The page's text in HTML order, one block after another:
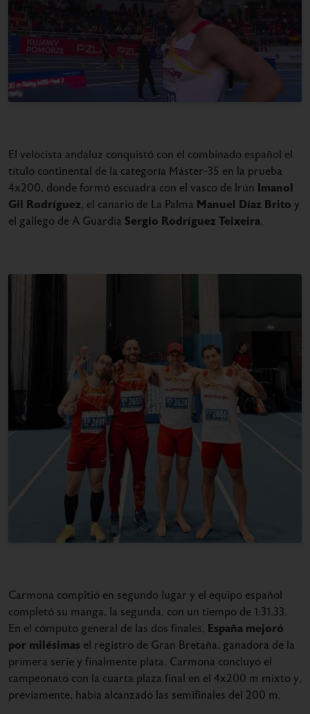
El velocista andaluz conquistó con el combinado español el
título continental de la categoría Máster-35 en la prueba
4x200, donde formó escuadra con el vasco de Irún Imanol
Gil Rodríguez, el canario de La Palma Manuel Díaz Brito y
el gallego de A Guardia Sergio Rodríguez Teixeira.
Carmona compitió en segundo lugar y el equipo español
completó su manga, la segunda, con un tiempo de 1:31.33.
En el cómputo general de las dos finales, España mejoró
por milésimas el registro de Gran Bretaña, ganadora de la
primera serie y finalmente plata. Carmona concluyó el
campeonato con la cuarta plaza final en el 4x200 m mixto y,
previamente, había alcanzado las semifinales del 200 m.